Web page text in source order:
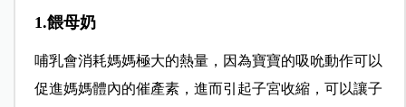
1.餵母奶
哺乳會消耗媽媽極大的熱量，因為寶寶的吸吮動作可以
促進媽媽體內的催產素，進而引起子宮收縮，可以讓子